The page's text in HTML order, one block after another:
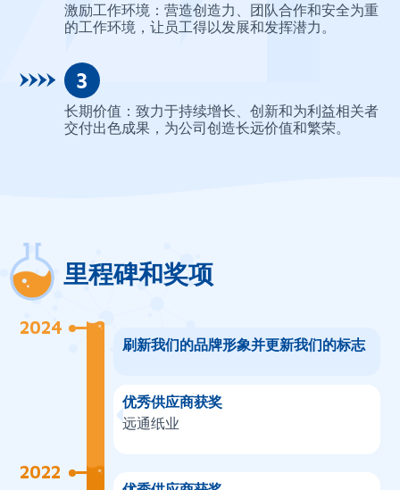
激励工作环境：营造创造力、团队合作和安全为重
的工作环境，让员工得以发展和发挥潜力。
3
长期价值：致力于持续增长、创新和为利益相关者
交付出色成果，为公司创造长远价值和繁荣。
里程碑和奖项
2024
刷新我们的品牌形象并更新我们的标志
优秀供应商获奖
远通纸业
2022